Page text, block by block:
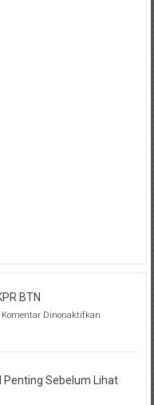
BTN
Komentar Dinonaktifkanpada
KPR
Penting Sebelum Lihat